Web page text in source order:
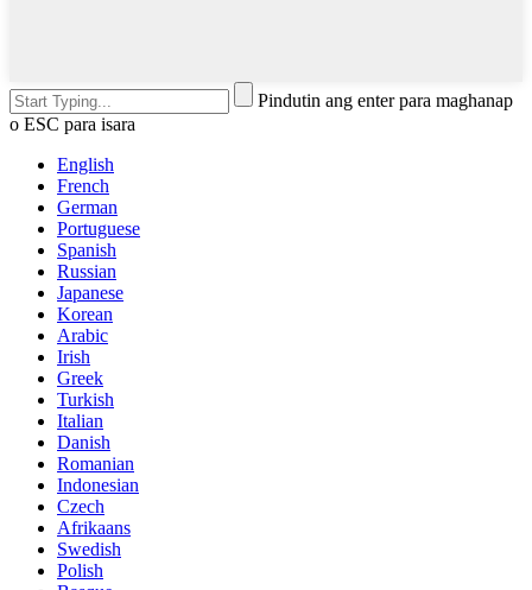
Pindutin ang enter para maghanap
o ESC para isara
English
French
German
Portuguese
Spanish
Russian
Japanese
Korean
Arabic
Irish
Greek
Turkish
Italian
Danish
Romanian
Indonesian
Czech
Afrikaans
Swedish
Polish